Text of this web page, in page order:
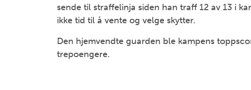
sende til straffelinja siden han traff 12 av 13 i
ikke tid til å vente og velge skytter.
Den hjemvendte guarden ble kampens
trepoengere.